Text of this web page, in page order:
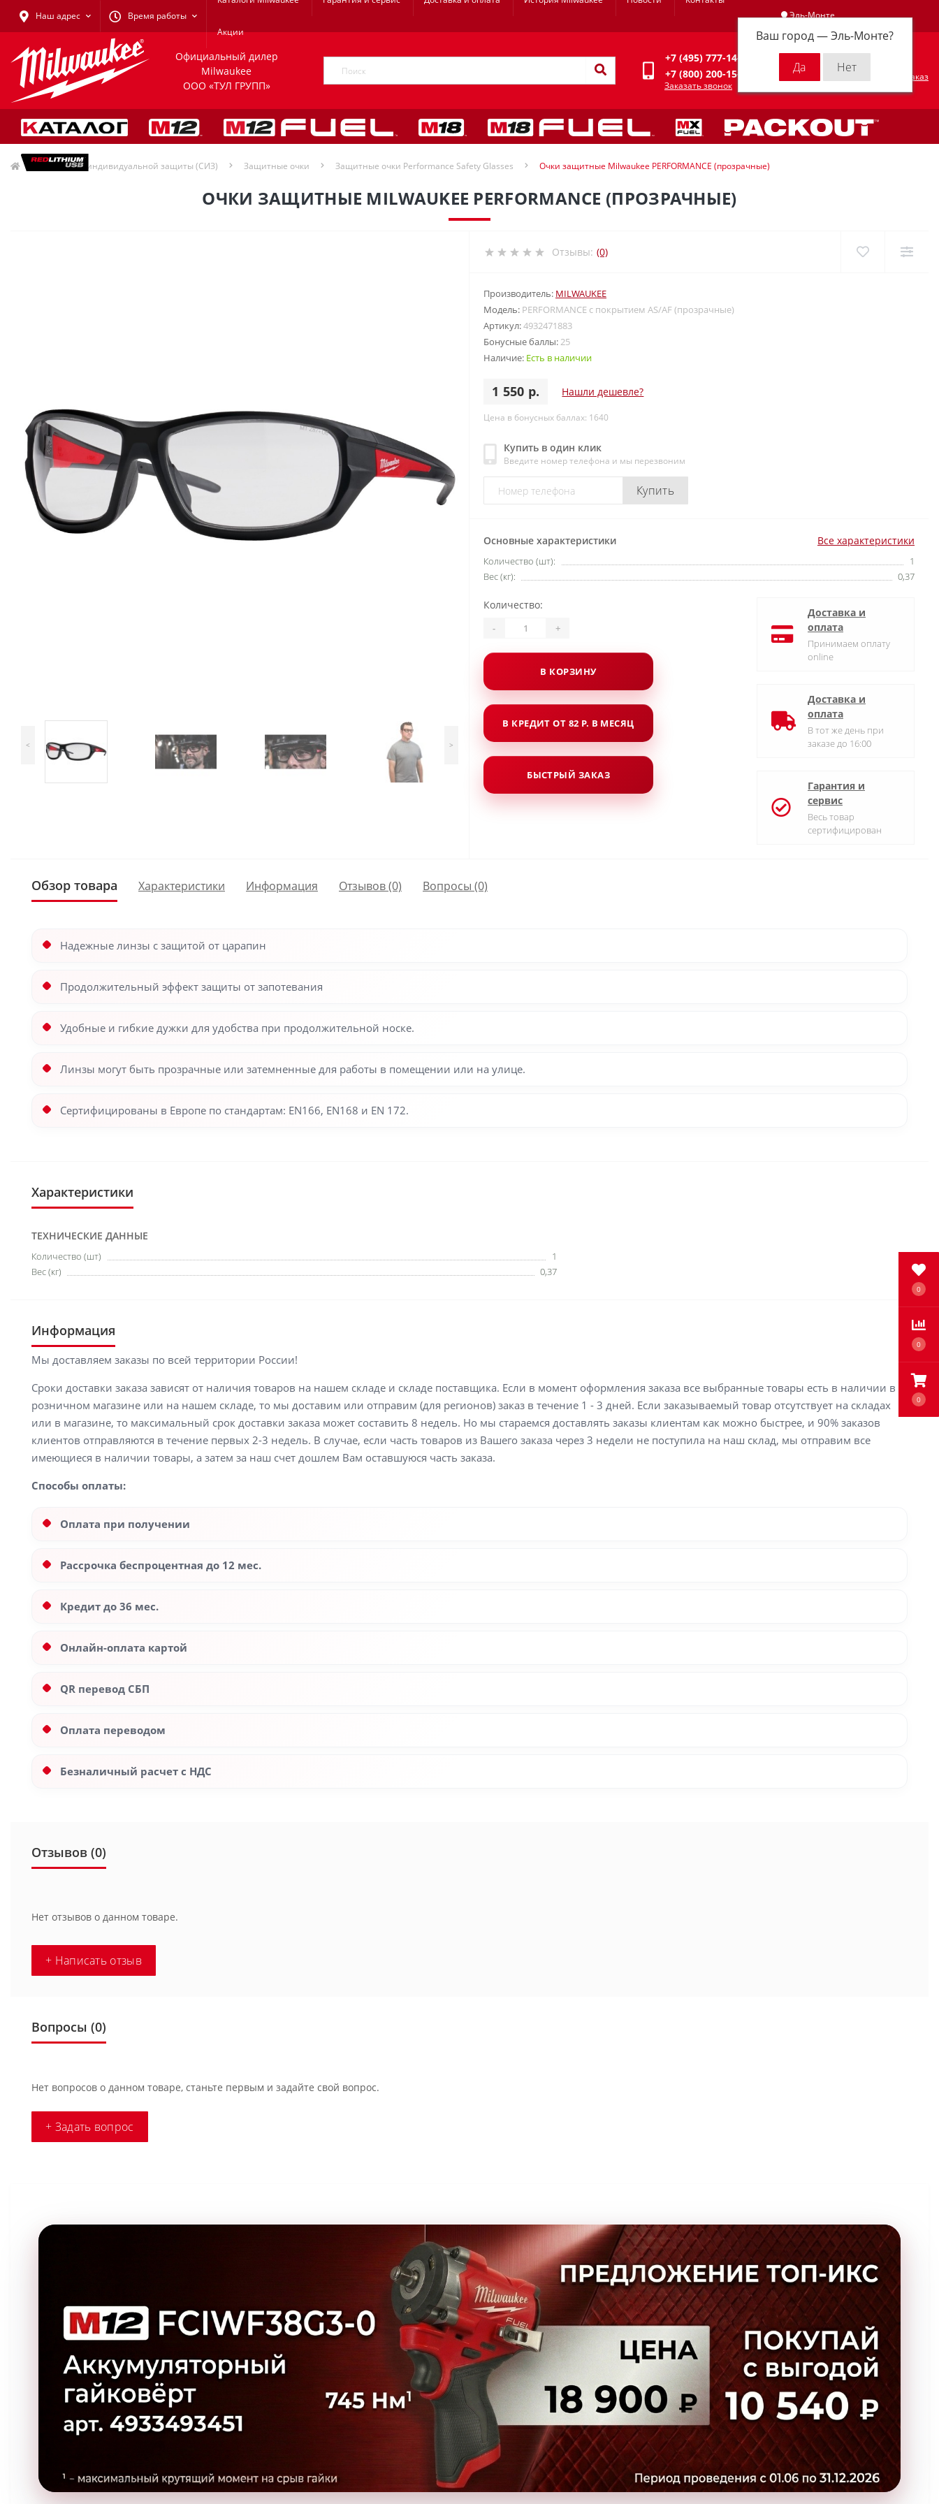
0
0
0
Наш адрес Время работы
Акции
Эль-Монте
Ваш город —Эль-Монте?
Личный кабинет
Официальный дилер
Milwaukee
ООО «ТУЛ ГРУПП»
+7 (495) 777-14-94
+7 (800) 200-15-94
Заказать звонок
Оформить заказ
Средства индивидуальной защиты (СИЗ) Защитные очки Защитные очки Performance Safety Glasses Очки защитные Milwaukee PERFORMANCE (прозрачные)
ОЧКИ ЗАЩИТНЫЕ MILWAUKEE PERFORMANCE (ПРОЗРАЧНЫЕ)
< >
Отзывы: (0)
Производитель: MILWAUKEE
Модель: PERFORMANCE с покрытием AS/AF (прозрачные)
Артикул:4932471883
Бонусные баллы:25
Наличие: Есть в наличии
1 550 р. Нашли дешевле?
Цена в бонусных баллах: 1640
Купить в один клик
Введите номер телефона и мы перезвоним
Купить
Основные характеристики Все характеристики
Количество (шт):
1
Вес (кг):
0,37
Количество:
- +
В КОРЗИНУ
В КРЕДИТ ОТ 82 Р. В МЕСЯЦ
БЫСТРЫЙ ЗАКАЗ
Доставка и
оплата
Принимаем оплату
online
Доставка и
оплата
В тот же день при
заказе до 16:00
Гарантия и
сервис
Весь товар
сертифицирован
Обзор товара Характеристики Информация Отзывов (0) Вопросы (0)
Надежные линзы с защитой от царапин
Продолжительный эффект защиты от запотевания
Удобные и гибкие дужки для удобства при продолжительной носке.
Линзы могут быть прозрачные или затемненные для работы в помещении или на улице.
Сертифицированы в Европе по стандартам: EN166, EN168 и EN 172.
Характеристики
ТЕХНИЧЕСКИЕ ДАННЫЕ
Количество (шт)
1
Вес (кг)
0,37
Информация
Мы доставляем заказы по всей территории России!
Сроки доставки заказа зависят от наличия товаров на нашем складе и складе поставщика. Если в момент оформления заказа все выбранные товары есть в наличии в
розничном магазине или на нашем складе, то мы доставим или отправим (для регионов) заказ в течение 1 - 3 дней. Если заказываемый товар отсутствует на складах
или в магазине, то максимальный срок доставки заказа может составить 8 недель. Но мы стараемся доставлять заказы клиентам как можно быстрее, и 90% заказов
клиентов отправляются в течение первых 2-3 недель. В случае, если часть товаров из Вашего заказа через 3 недели не поступила на наш склад, мы отправим все
имеющиеся в наличии товары, а затем за наш счет дошлем Вам оставшуюся часть заказа.
Способы оплаты:
Оплата при получении
Рассрочка беспроцентная до 12 мес.
Кредит до 36 мес.
Онлайн-оплата картой
QR перевод СБП
Оплата переводом
Безналичный расчет с НДС
Отзывов (0)
Нет отзывов о данном товаре.
+ Написать отзыв
Вопросы (0)
Нет вопросов о данном товаре, станьте первым и задайте свой вопрос.
+ Задать вопрос